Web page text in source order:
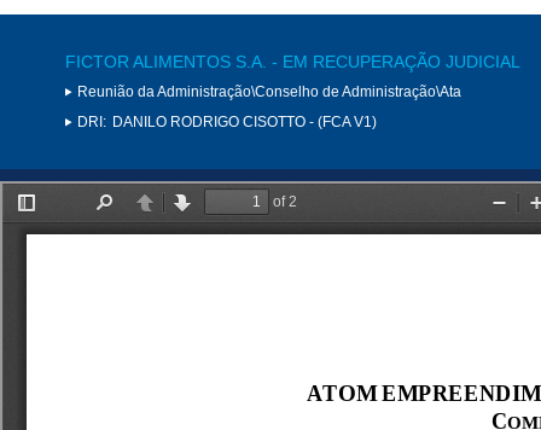
FICTOR ALIMENTOS S.A. - EM RECUPERAÇÃO JUDICIAL
Reunião da Administração\Conselho de Administração\Ata
DRI: DANILO RODRIGO CISOTTO - (FCA V1)